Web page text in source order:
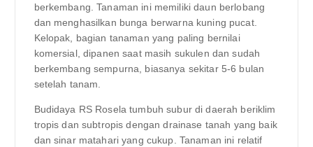
berkembang. Tanaman ini memiliki daun berlobang
dan menghasilkan bunga berwarna kuning pucat.
Kelopak, bagian tanaman yang paling bernilai
komersial, dipanen saat masih sukulen dan sudah
berkembang sempurna, biasanya sekitar 5-6 bulan
setelah tanam.
Budidaya RS Rosela tumbuh subur di daerah beriklim
tropis dan subtropis dengan drainase tanah yang baik
dan sinar matahari yang cukup. Tanaman ini relatif